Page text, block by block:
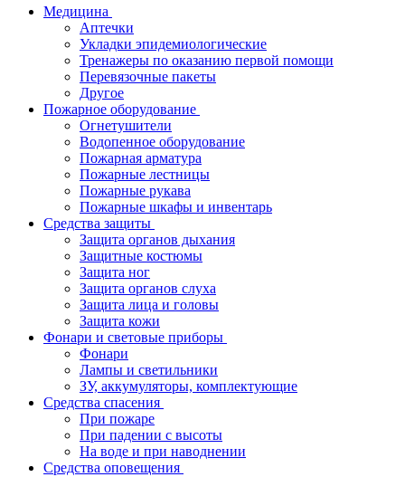
Медицина
Аптечки
Укладки эпидемиологические
Тренажеры по оказанию первой помощи
Перевязочные пакеты
Другое
Пожарное оборудование
Огнетушители
Водопенное оборудование
Пожарная арматура
Пожарные лестницы
Пожарные рукава
Пожарные шкафы и инвентарь
Средства защиты
Защита органов дыхания
Защитные костюмы
Защита ног
Защита органов слуха
Защита лица и головы
Защита кожи
Фонари и световые приборы
Фонари
Лампы и светильники
ЗУ, аккумуляторы, комплектующие
Средства спасения
При пожаре
При падении с высоты
На воде и при наводнении
Средства оповещения